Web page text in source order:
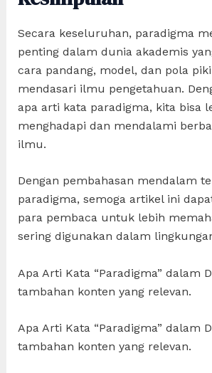
Secara keseluruhan, paradigma
penting dalam dunia akademis
cara pandang, model, dan pola
mendasari ilmu pengetahuan.
apa arti kata paradigma, kita bisa
menghadapi dan mendalami
ilmu.
Dengan pembahasan mendalam
paradigma, semoga artikel ini
para pembaca untuk lebih
sering digunakan dalam
Apa Arti Kata “Paradigma” dalam
tambahan konten yang relevan.
Apa Arti Kata “Paradigma” dalam
tambahan konten yang relevan.